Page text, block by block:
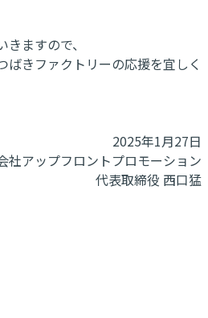
ますので、
ばきファクトリーの応援を宜しく
2025年1月27日
社アップフロントプロモーション
代表取締役 西口猛